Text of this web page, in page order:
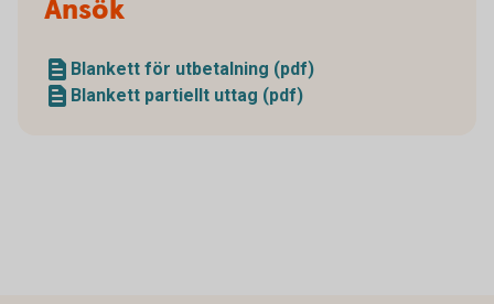
Ansök
Blankett för utbetalning (pdf)
Blankett partiellt uttag (pdf)